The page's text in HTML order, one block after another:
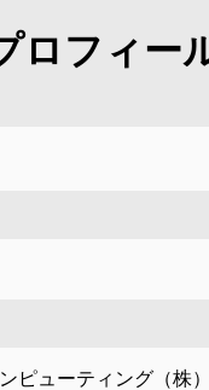
ロフィー
ピューティング（株